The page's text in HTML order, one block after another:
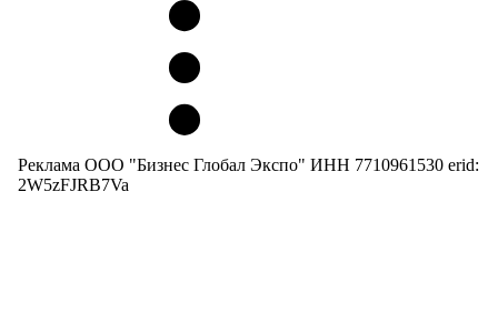
Реклама ООО "Бизнес Глобал Экспо" ИНН 7710961530 erid:
2W5zFJRB7Va